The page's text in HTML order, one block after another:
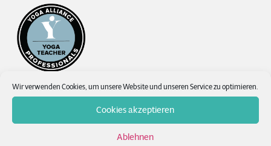
Wir verwenden Cookies, um unsere Website und unseren Service zu optimieren.
Cookies akzeptieren
Ablehnen